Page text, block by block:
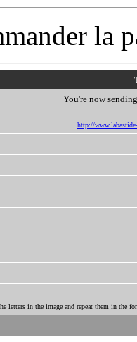
la
You're now
http://
letters in the image and repeat them in the